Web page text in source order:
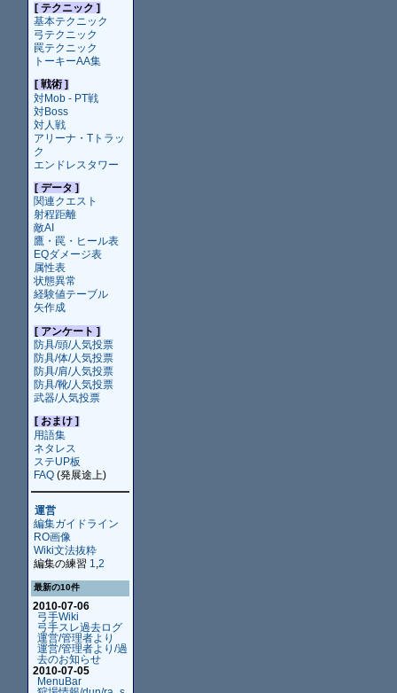
[ テクニック ]
基本テクニック
弓テクニック
罠テクニック
トーキーAA集
[ 戦術 ]
対Mob - PT戦
対Boss
対人戦
アリーナ・Tトラッ
ク
エンドレスタワー
[ データ ]
関連クエスト
射程距離
敵AI
鷹・罠・ヒール表
EQダメージ表
属性表
状態異常
経験値テーブル
矢作成
[ アンケート ]
防具/頭/人気投票
防具/体/人気投票
防具/肩/人気投票
防具/靴/人気投票
武器/人気投票
[ おまけ ]
用語集
ネタレス
ステUP板
FAQ(発展途上)
運営
編集ガイドライン
RO画像
Wiki文法抜粋
編集の練習 1 2
最新の10件
2010-07-06
弓手Wiki
弓手スレ過去ログ
運営/管理者より
運営/管理者より/過
去のお知らせ
2010-07-05
MenuBar